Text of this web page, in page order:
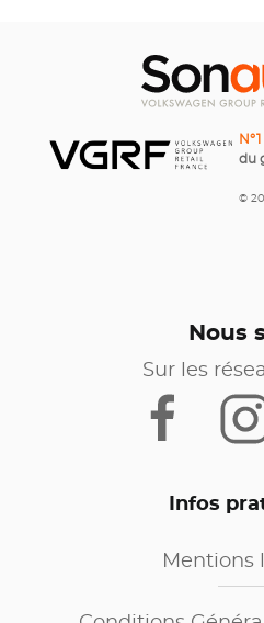
du
©
Nous
Sur les
Infos
Mentions